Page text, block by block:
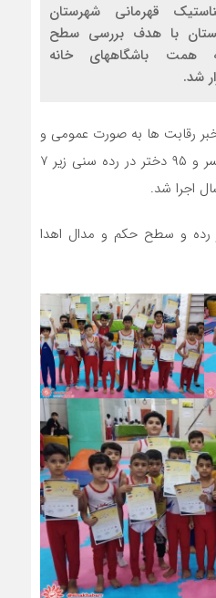
قهرمانی شهرستان
با هدف بررسی سطح
همت باشگاه‏های خانه
شد.
رقابت ها به صورت عمومی و
سطح بندی با شرکت ۱۶۰ پسر و ۹۵ دختر در رده سنی زیر ۷
رده و سطح حکم و مدال اهدا